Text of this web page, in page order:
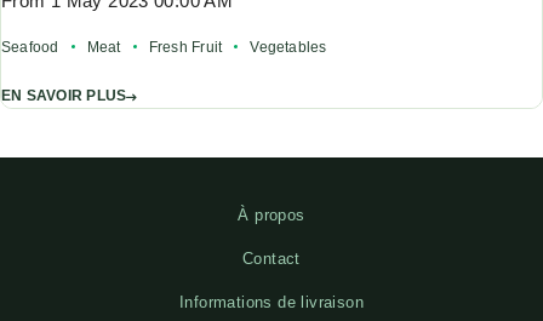
Seafood Meat Fresh Fruit Vegetables
EN SAVOIR PLUS
À propos
Contact
Informations de livraison